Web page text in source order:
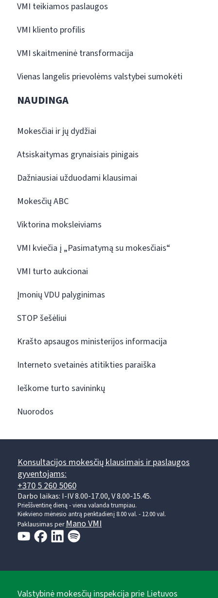
VMI teikiamos paslaugos
VMI kliento profilis
VMI skaitmeninė transformacija
Vienas langelis prievolėms valstybei sumokėti
NAUDINGA
Mokesčiai ir jų dydžiai
Atsiskaitymas grynaisiais pinigais
Dažniausiai užduodami klausimai
Mokesčių ABC
Viktorina moksleiviams
VMI kviečia į „Pasimatymą su mokesčiais“
VMI turto aukcionai
Įmonių VDU palyginimas
STOP šešėliui
Krašto apsaugos ministerijos informacija
Interneto svetainės atitikties paraiška
Ieškome turto savininkų
Nuorodos
Konsultacijos mokesčių klausimais ir paslaugos
gyventojams:
+370 5 260 5060
Darbo laikas: I-IV 8.00-17.00, V 8.00-15.45.
Prieššventinę dieną - viena valanda trumpiau.
Kiekvieno mėnesio antrą penktadienį 8.00 val. - 12.00 val.
Paklausimas perMano VMI
Valstybinė mokesčių inspekcija prie Lietuvos